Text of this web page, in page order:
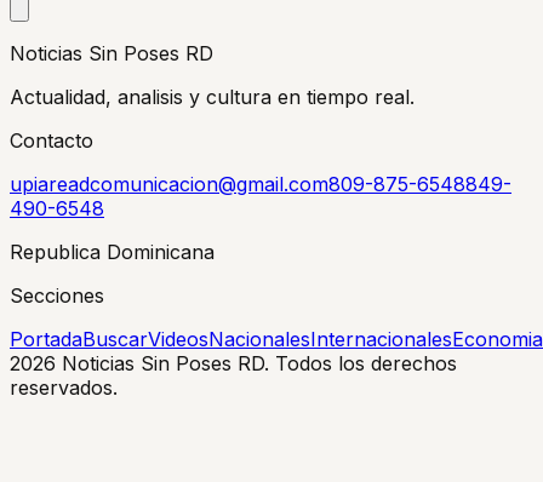
Noticias Sin Poses RD
Actualidad, analisis y cultura en tiempo real.
Contacto
upiareadcomunicacion@gmail.com809-875-6548849-
490-6548
Republica Dominicana
Secciones
PortadaBuscarVideosNacionalesInternacionalesEconomia
2026 Noticias Sin Poses RD. Todos los derechos
reservados.